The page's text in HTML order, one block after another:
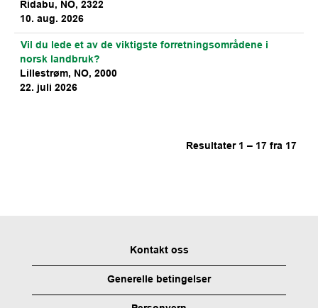
Ridabu, NO, 2322
10. aug. 2026
Vil du lede et av de viktigste forretningsområdene i
norsk landbruk?
Lillestrøm, NO, 2000
22. juli 2026
Resultater 1 – 17 fra 17
Kontakt oss
Generelle betingelser